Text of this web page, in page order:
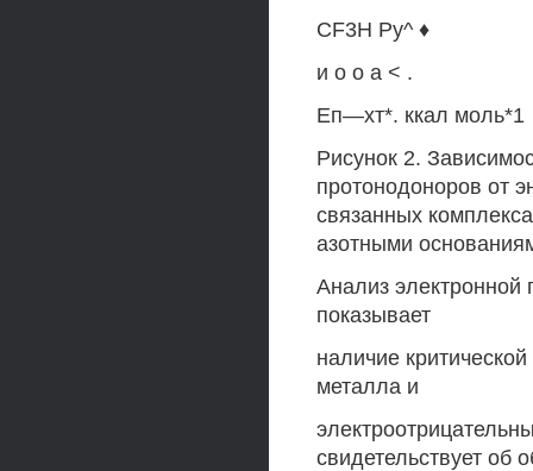
CF3H Ру^ ♦
и о о а < .
Еп—хт*. ккал моль*1
Рисунок 2.
протонодоноров от
связанных
азотными
Анализ
показывает
наличие
металла и
свидетельствует об